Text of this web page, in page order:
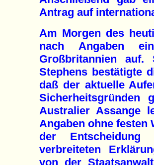
Antrag auf
Am Morgen des
nach Angaben
Großbritannien
Stephens bestätigte
daß der aktuelle
Sicherheitsgründen
Australier Assange
Angaben ohne festen
der Entscheidung
verbreiteten
von der